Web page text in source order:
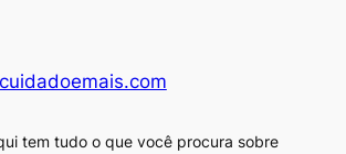
tem tudo o que você procura sobre